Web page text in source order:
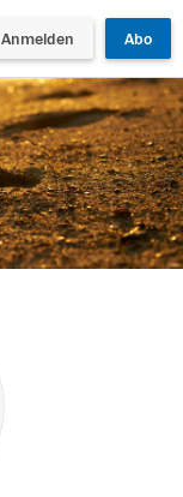
Anmelden Abo